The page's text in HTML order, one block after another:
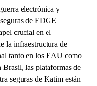
electrónica y
de EDGE
crucial en el
la infraestructura de
tanto en los EAU como
Brasil, las plataformas de
seguras de Katim están